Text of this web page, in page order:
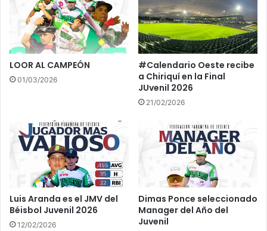
1
8
u
v
n
d
i
LOOR AL CAMPEÓN
01/03/2026
#Calendario Oeste recibe
a Chiriquí en la Final
JUvenil 2026
21/02/2026
Luis Aranda es el JMV del
Béisbol Juvenil 2026
12/02/2026
Dimas Ponce seleccionado
Manager del Año del
Juvenil